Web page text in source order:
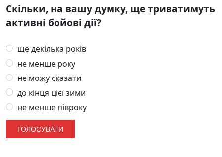
Скільки, на вашу думку, ще триватимуть
активні бойові дії?
ще декілька років
не менше року
не можу сказати
до кінця цієї зими
не менше півроку